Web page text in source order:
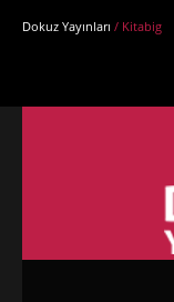
Dokuz Yayınları / Kitabig